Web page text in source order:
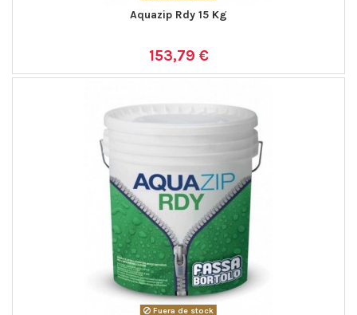
Aquazip Rdy 15 Kg
153,79 €
Fuera de stock